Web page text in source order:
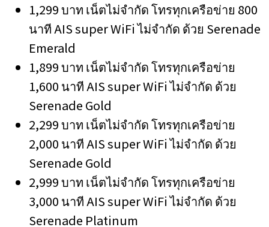
1,299 บาท เน็ตไม่จำกัด โทรทุกเครือข่าย 800
นาที AIS super WiFi ไม่จำกัด ด้วย Serenade
Emerald
1,899 บาท เน็ตไม่จำกัด โทรทุกเครือข่าย
1,600 นาที AIS super WiFi ไม่จำกัด ด้วย
Serenade Gold
2,299 บาท เน็ตไม่จำกัด โทรทุกเครือข่าย
2,000 นาที AIS super WiFi ไม่จำกัด ด้วย
Serenade Gold
2,999 บาท เน็ตไม่จำกัด โทรทุกเครือข่าย
3,000 นาที AIS super WiFi ไม่จำกัด ด้วย
Serenade Platinum